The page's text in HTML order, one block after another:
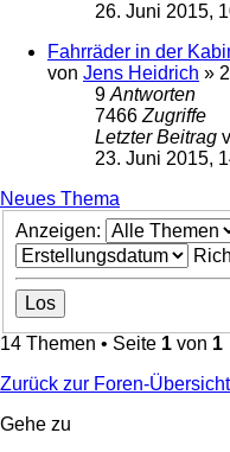
26. Juni 2015,
Fahrräder in der
von Jens Heidrich »
9 Antworten
7466 Zugriffe
Letzter Beitrag
23. Juni 2015,
Neues Thema
Anzeigen:
14 Themen • Seite 1 von 1
Zurück zur Foren-Übersicht
Gehe zu